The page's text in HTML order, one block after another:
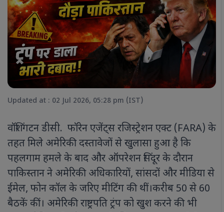
Updated at : 02 Jul 2026, 05:28 pm (IST)
वॉशिंगटन डीसी. फॉरेन एजेंट्स रजिस्ट्रेशन एक्ट (FARA) के
तहत मिले अमेरिकी दस्तावेजों से खुलासा हुआ है कि
पहलगाम हमले के बाद और ऑपरेशन सिंदूर के दौरान
पाकिस्तान ने अमेरिकी अधिकारियों, सांसदों और मीडिया से
ईमेल, फोन कॉल के जरिए मीटिंग की थीं।करीब 50 से 60
बैठकें कीं। अमेरिकी राष्ट्रपति ट्रंप को खुश करने की भी